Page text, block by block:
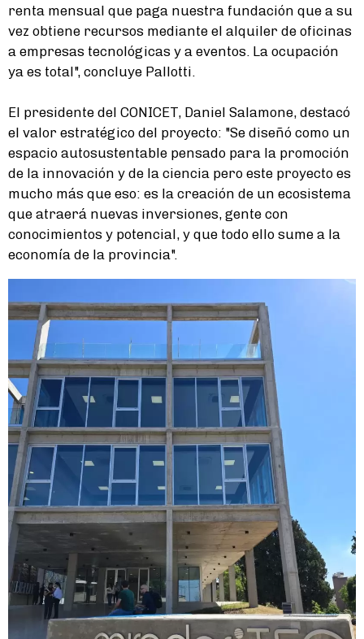
renta mensual que paga nuestra fundación que a su
vez obtiene recursos mediante el alquiler de oficinas
a empresas tecnológicas y a eventos. La ocupación
ya es total", concluye Pallotti.
El presidente del CONICET, Daniel Salamone, destacó
el valor estratégico del proyecto: "Se diseñó como un
espacio autosustentable pensado para la promoción
de la innovación y de la ciencia pero este proyecto es
mucho más que eso: es la creación de un ecosistema
que atraerá nuevas inversiones, gente con
conocimientos y potencial, y que todo ello sume a la
economía de la provincia".